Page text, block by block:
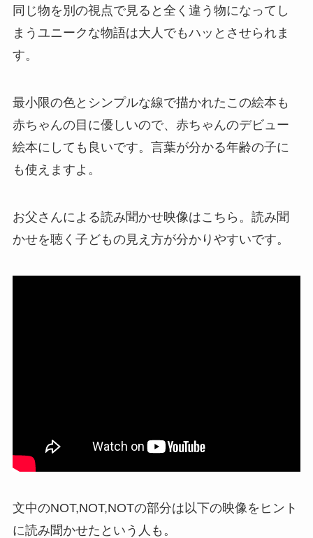
同じ物を別の視点で見ると全く違う物になってし
まうユニークな物語は大人でもハッとさせられま
す。
最小限の色とシンプルな線で描かれたこの絵本も
赤ちゃんの目に優しいので、赤ちゃんのデビュー
絵本にしても良いです。言葉が分かる年齢の子に
も使えますよ。
お父さんによる読み聞かせ映像はこちら。読み聞
かせを聴く子どもの見え方が分かりやすいです。
文中のNOT,NOT,NOTの部分は以下の映像をヒント
に読み聞かせたという人も。